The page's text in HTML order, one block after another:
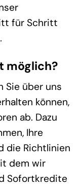
für Schritt
möglich?
Sie über uns
können,
ab. Dazu
Ihre
die Richtlinien
dem wir
Sofortkredite